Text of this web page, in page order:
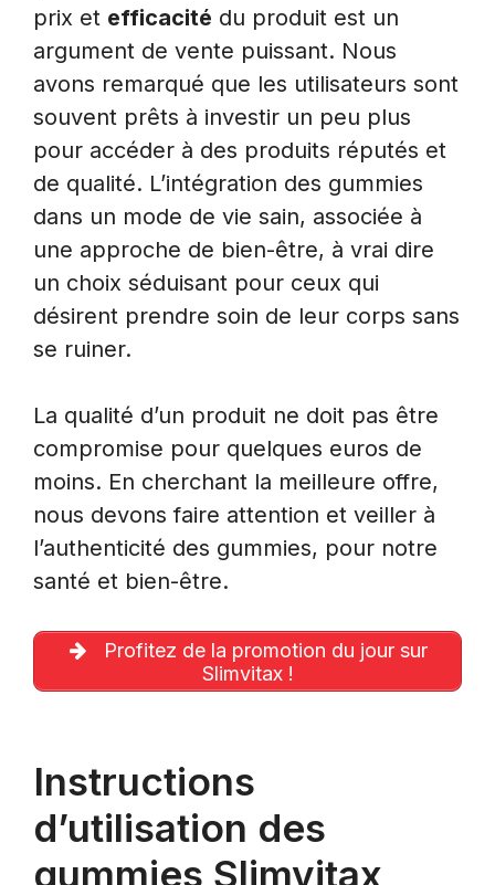
prix et efficacité du produit est un
argument de vente puissant. Nous
avons remarqué que les utilisateurs sont
souvent prêts à investir un peu plus
pour accéder à des produits réputés et
de qualité. L’intégration des gummies
dans un mode de vie sain, associée à
une approche de bien-être, à vrai dire
un choix séduisant pour ceux qui
désirent prendre soin de leur corps sans
se ruiner.
La qualité d’un produit ne doit pas être
compromise pour quelques euros de
moins. En cherchant la meilleure offre,
nous devons faire attention et veiller à
l’authenticité des gummies, pour notre
santé et bien-être.
Profitez de la promotion du jour sur
Slimvitax !
Instructions
d’utilisation des
gummies Slimvitax